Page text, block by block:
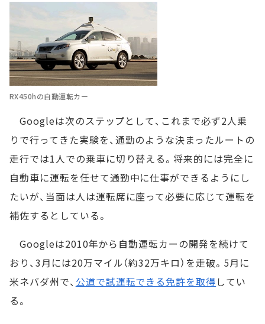
RX450hの自動運転カー
Googleは次のステップとして、これまで必ず2人乗
りで行ってきた実験を、通勤のような決まったルートの
走行では1人での乗車に切り替える。将来的には完全に
自動車に運転を任せて通勤中に仕事ができるようにし
たいが、当面は人は運転席に座って必要に応じて運転を
補佐するとしている。
Googleは2010年から自動運転カーの開発を続けて
おり、3月には20万マイル（約32万キロ）を走破。5月に
米ネバダ州で、 公道で試運転できる免許を取得してい
る。